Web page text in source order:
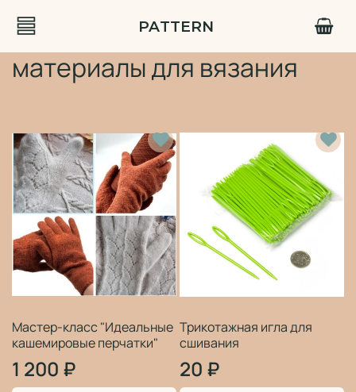
PATTERN
материалы для вязания
Мастер-класс "Идеальные
кашемировые перчатки"
1 200 ₽
Трикотажная игла для
сшивания
20 ₽